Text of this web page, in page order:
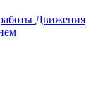
Движения